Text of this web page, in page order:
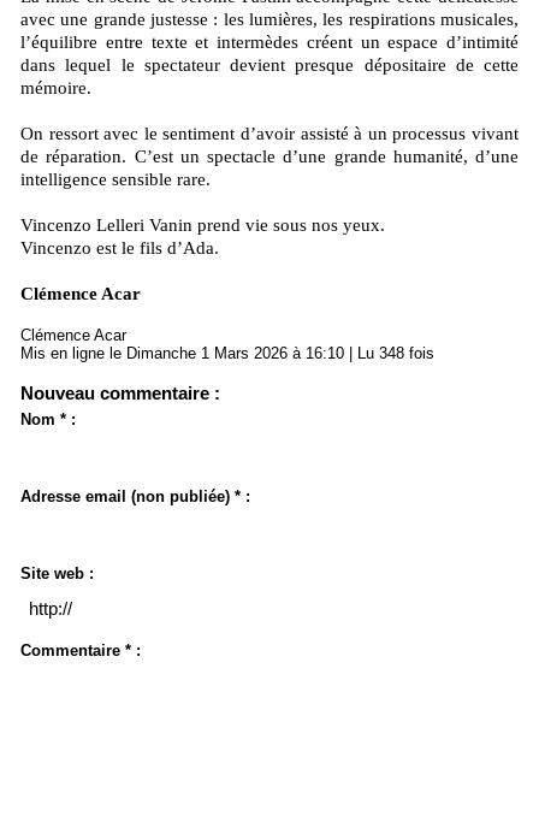
avec une grande justesse : les lumières, les respirations musicales,
l’équilibre entre texte et intermèdes créent un espace d’intimité
dans lequel le spectateur devient presque dépositaire de cette
mémoire.
On ressort avec le sentiment d’avoir assisté à un processus vivant
de réparation. C’est un spectacle d’une grande humanité, d’une
intelligence sensible rare.
Vincenzo Lelleri Vanin prend vie sous nos yeux.
Vincenzo est le fils d’Ada.
Clémence Acar
Clémence Acar
Mis en ligne le Dimanche 1 Mars 2026 à 16:10 | Lu 348 fois
Nouveau commentaire :
Nom * :
Adresse email (non publiée) * :
Site web :
Commentaire * :